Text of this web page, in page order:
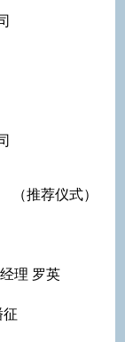
（推荐仪式）
理 罗英
征